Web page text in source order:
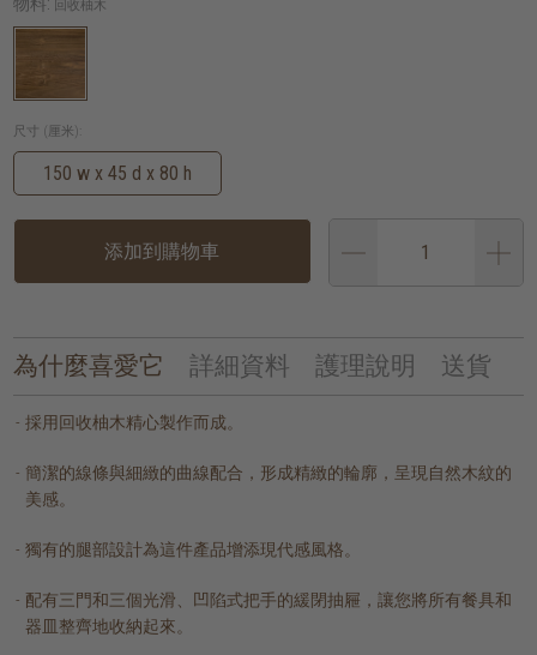
物料: 回收柚木
尺寸 (厘米):
150 w x 45 d x 80 h
添加到購物車
為什麼喜愛它 詳細資料 護理說明 送貨
採用回收柚木精心製作而成。
簡潔的線條與細緻的曲線配合，形成精緻的輪廓，呈現自然木紋的
美感。
獨有的腿部設計為這件產品增添現代感風格。
配有三門和三個光滑、凹陷式把手的緩閉抽屜，讓您將所有餐具和
器皿整齊地收納起來。